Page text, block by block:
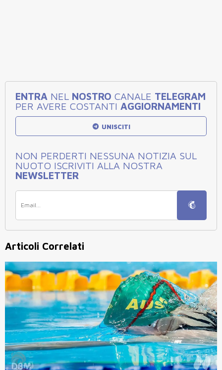
ENTRA NEL NOSTRO CANALE TELEGRAM
PER AVERE COSTANTI AGGIORNAMENTI
UNISCITI
NON PERDERTI NESSUNA NOTIZIA SUL
NUOTO ISCRIVITI ALLA NOSTRA
NEWSLETTER
Articoli Correlati